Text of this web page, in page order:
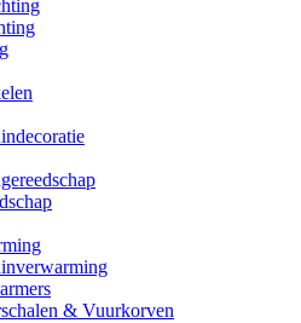
& Vuurkorven